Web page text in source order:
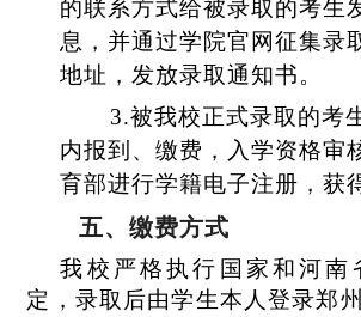
的联系方式给被录取的考生
息，并通过学院官网征集录
地址，发放录取通知书。
3.被我校正式录取的考
内报到、缴费，入学资格审
育部进行学籍电子注册，获
五、缴费方式
我校严格执行国家和河南
定，录取后由学生本人登录郑